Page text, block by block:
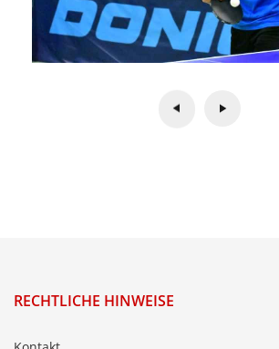
RECHTLICHE HINWEISE